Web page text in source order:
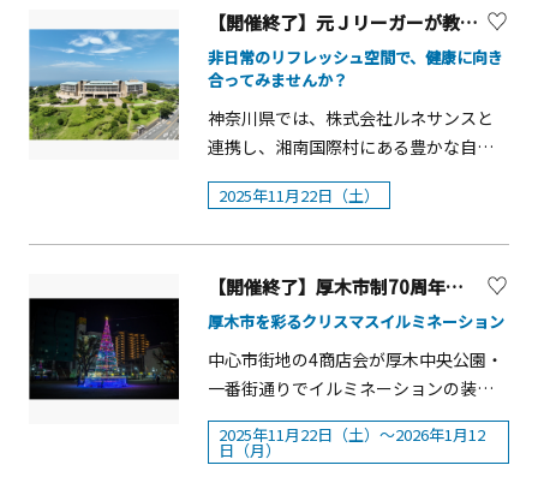
ッド&amp;ラッキーとダンサーによ
る、思わず一緒に飛び跳ねてしまいそ
うな軽快なミニダンスショーとグリー
ティングです。■日時／場所①12月6日
（土）、13日（土）、20日（土）10：
ート前②12月7日（日）、14日（日）、
陽の広場14：00／太陽の広場※雨天中
止■料金：無料&nbsp; グッド&amp;ラ
&amp;ラッキーとダンサーによる、ク
リスマス限定のダンスショーです。■
日時①12月6日（土）、20日（土）
12：30、18：30②12月13日(土)12：
催期間2025年11月22日（土）～2026年
2月28日（土）■開催時間・場所＜江の
島サムエル・コッキング苑＞■平
日 ：17:00～20:00（最終入場19:30）
■土日祝：17:00～21:00（最終入場
20:30）※１月10日以降は点灯17:30～
＜江の島岩屋＞9:00～17:00※詳細情報
い。
が楽しめます。昨年度に引き続き、水の
ルミネーションも実施され、夜間通行
施して好評の「気球乗船体験」（有
料‧予約制）では、舞い上がる気球か
らジャンボツリーを眺めることができ
ます。 その他、ステージイベント、屋
台、商店街でのショッピングやグルメ
など、イルミネーションとともにお楽
しみください。 クリスマスイルミネー
ション■実 施 日 ：2025年11月22日
（土）～2025年12月25日（木）■点灯
時間：17：00～22：00水の郷大つり橋
（夜間通行）■実 施 日：点灯期間中毎
日■通行時間：17：00～21：30■通行
【開催終了】元Ｊリーガーが教えるアスリート運動遊び、食育セミナー
非日常のリフレッシュ空間で、健康に向き
合ってみませんか？
神奈川県では、株式会社ルネサンスと
連携し、湘南国際村にある豊かな自然
環境の中で、未病改善レッスンを開催
しています。今回はおすすめのレッス
ナー≫当日は、元Jリーガーの水内猛
氏、元日本代表でもある坪井慶介氏を
お招きし、運動あそびのレッスンと食
に関するセミナーを実施します！元ア
り、成長期に必要な運動や食に関する
知識などを蓄えたりできる予定です。
2025年11月22日（土）
【開催終了】厚木市制70周年記念 あつぎウィンターフェスティバル ウィンターイルミネーション【厚木市】
厚木市を彩るクリスマスイルミネーション
中心市街地の4商店会が厚木中央公園・
一番街通りでイルミネーションの装飾
をします。11月22日(土)11時45分から
厚木中央公園でダンスや音楽ステージ
2025年11月22日（土）～2026年1月12
日（月）